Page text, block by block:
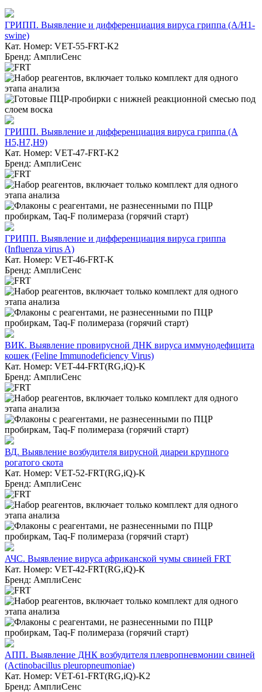
ГРИПП. Выявление и дифференциация вируса гриппа (A/H1-
swine)
Кат. Номер: VET-55-FRT-K2
Бренд: АмплиСенс
ГРИПП. Выявление и дифференциация вируса гриппа (А
H5,H7,H9)
Кат. Номер: VET-47-FRT-K2
Бренд: АмплиСенс
ГРИПП. Выявление и дифференциация вируса гриппа
(Influenza virus A)
Кат. Номер: VET-46-FRT-K
Бренд: АмплиСенс
ВИК. Выявление провирусной ДНК вируса иммунодефицита
кошек (Feline Immunodeficiency Virus)
Кат. Номер: VET-44-FRT(RG,iQ)-K
Бренд: АмплиСенс
ВД. Выявление возбудителя вирусной диареи крупного
рогатого скота
Кат. Номер: VET-52-FRT(RG,iQ)-K
Бренд: АмплиСенс
АЧС. Выявление вируса африканской чумы свиней FRT
Кат. Номер: VET-42-FRT(RG,iQ)-К
Бренд: АмплиСенс
АПП. Выявление ДНК возбудителя плевропневмонии свиней
(Actinobacillus pleuropneumoniae)
Кат. Номер: VET-61-FRT(RG,iQ)-K2
Бренд: АмплиСенс